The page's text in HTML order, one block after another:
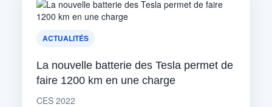
ACTUALITÉS
La nouvelle batterie des Tesla permet de
faire 1200 km en une charge
CES 2022